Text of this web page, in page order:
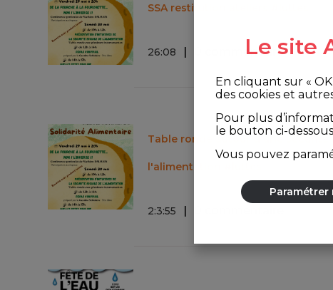
SSA restitution ateliers #luttes
26:08 0 commentaire
Table ronde autour d'une sécurité
l'alimentation #luttes
2:3:55
Le site
En cliquant sur «
des cookies et
Pour plus
le bouton ci-
Vous pouvez
Paramétrer